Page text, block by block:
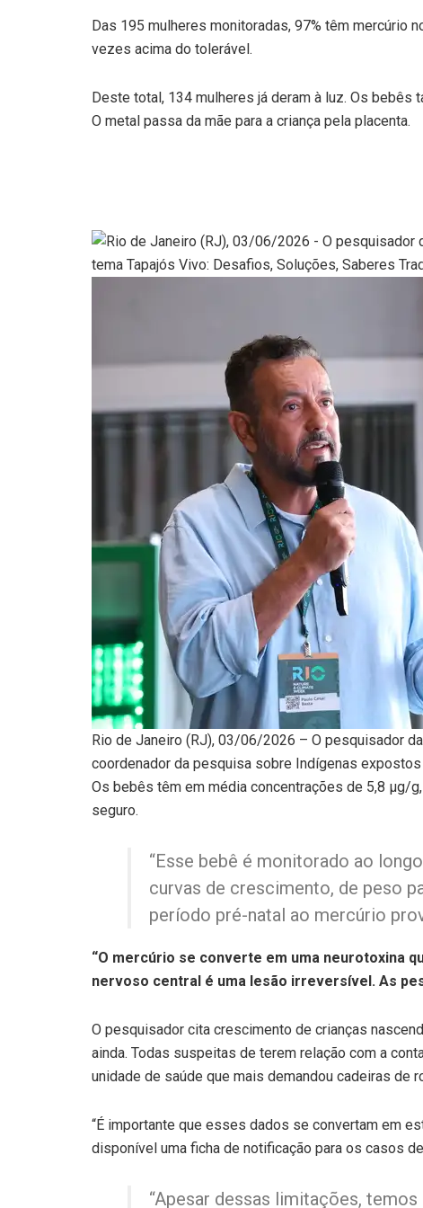
Das 195 mulheres monitoradas, 97% têm mercúrio
vezes acima do tolerável.
Deste total, 134 mulheres já deram à luz. Os
O metal passa da mãe para a criança pela placenta.
Rio de Janeiro (RJ), 03/06/2026 – O pesquisador
coordenador da pesquisa sobre Indígenas
Os bebês têm em média concentrações de 5,8 µg/
seguro.
“Esse bebê é monitorado ao
curvas de crescimento, de peso
período pré-natal ao mercúrio
“O mercúrio se converte em uma neurotoxina
nervoso central é uma lesão irreversível. As
O pesquisador cita crescimento de crianças
ainda. Todas suspeitas de terem relação com a
unidade de saúde que mais demandou cadeiras de
“É importante que esses dados se convertam em
disponível uma ficha de notificação para os casos
“Apesar dessas limitações,